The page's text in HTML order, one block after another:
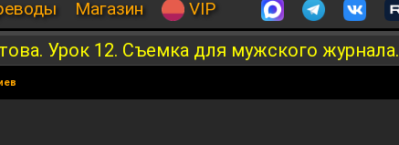
Магазин VIP
Урок 12. Съемка для мужского журнала.